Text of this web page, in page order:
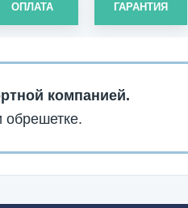
ОПЛАТА ГАРАНТИЯ
компанией.
обрешетке.